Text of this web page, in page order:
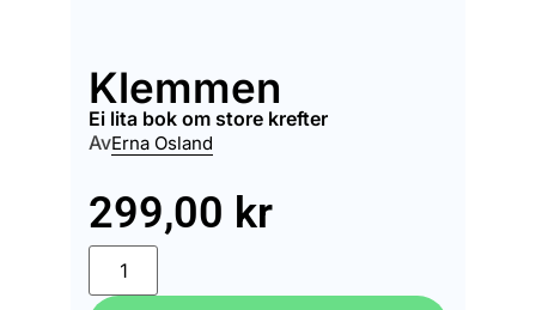
Klemmen
ei lita bok om store krefter
AvErna Osland
299,00 kr